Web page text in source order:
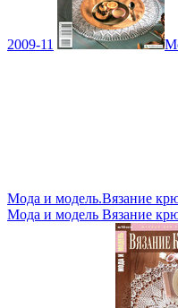
2009-11
Мода и модель.Вязание
Мода и модель Вязание